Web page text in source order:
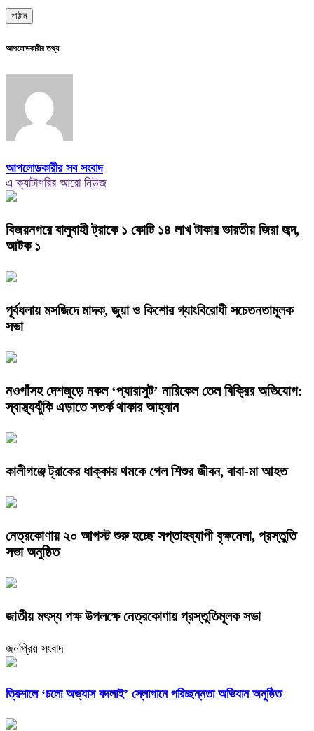
আপলোডকারীর তথ্য
আপলোডকারীর সব সংবাদ
এ ক্যাটাগরির আরো নিউজ
বিজয়নগরে বালুবাহী ট্রাকে ১ কোটি ১৪ লাখ টাকার ভারতীয় জিরা জব্দ,
আটক ১
পূর্বধলায় মসজিদে মাদক, জুয়া ও কিশোর গ্যাংবিরোধী সচেতনতামূলক
সভা
নওগাঁসহ দেশজুড়ে নকল ‘প্যারাসুট’ নারিকেল তেল বিক্রির অভিযোগ:
স্বাস্থ্যঝুঁকি এড়াতে সতর্ক থাকার আহ্বান
কালীগঞ্জে ট্রাকের ধাক্কায় থমকে গেল শিশুর জীবন, বাবা-মা আহত
নেত্রকোণায় ২০ আগস্ট শুরু হচ্ছে সপ্তাহব্যাপী বৃক্ষমেলা, প্রস্তুতি
সভা অনুষ্ঠিত
জাতীয় মৎস্য পক্ষ উপলক্ষে নেত্রকোণায় প্রস্তুতিমূলক সভা
জনপ্রিয় সংবাদ
‎ত্রিশালে ‘চলো অভ্যাস বদলাই’ স্লোগানে পরিচ্ছন্নতা অভিযান অনুষ্ঠিত